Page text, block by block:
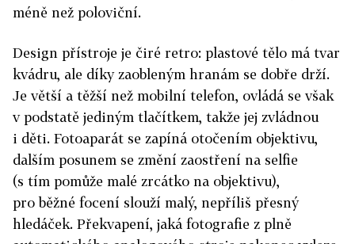
méně než poloviční.
Design přístroje je čiré retro: plastové tělo má tvar
kvádru, ale díky zaobleným hranám se dobře drží.
Je větší a těžší než mobilní telefon, ovládá se však
v podstatě jediným tlačítkem, takže jej zvládnou
i děti. Fotoaparát se zapíná otočením objektivu,
dalším posunem se změní zaostření na selfie
(s tím pomůže malé zrcátko na objektivu),
pro běžné focení slouží malý, nepříliš přesný
hledáček. Překvapení, jaká fotografie z plně